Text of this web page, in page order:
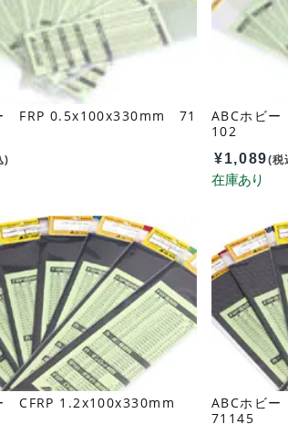
FRP 0.5x100x330mm 71
)
ABCホビ
102
¥1,089(税
CFRP 1.2x100x330mm
ABCホビ
71145